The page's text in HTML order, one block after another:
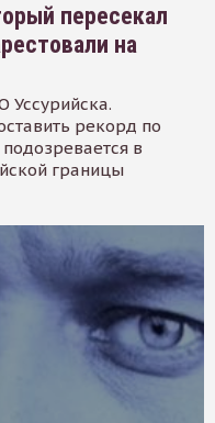
пересекал
на
Уссурийска.
рекорд по
в
границы